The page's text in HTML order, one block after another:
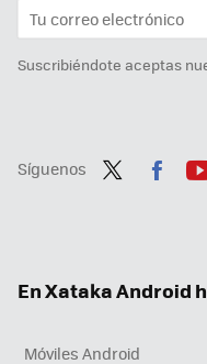
Suscribiéndote aceptas
Síguenos
En Xataka Android
Móviles Android